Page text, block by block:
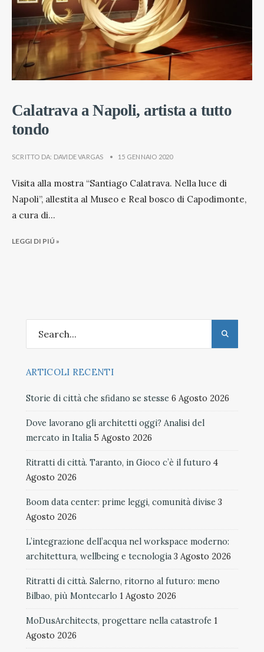
Calatrava a Napoli, artista a tutto
tondo
SCRITTO DA: DAVIDE VARGAS • 15 GENNAIO 2020
Visita alla mostra “Santiago Calatrava. Nella luce di
Napoli”, allestita al Museo e Real bosco di Capodimonte,
a cura di...
LEGGI DI PIÚ »
ARTICOLI RECENTI
Storie di città che sfidano se stesse 6 Agosto 2026
Dove lavorano gli architetti oggi? Analisi del
mercato in Italia 5 Agosto 2026
Ritratti di città. Taranto, in Gioco c’è il futuro 4
Agosto 2026
Boom data center: prime leggi, comunità divise 3
Agosto 2026
L’integrazione dell’acqua nel workspace moderno:
architettura, wellbeing e tecnologia 3 Agosto 2026
Ritratti di città. Salerno, ritorno al futuro: meno
Bilbao, più Montecarlo 1 Agosto 2026
MoDusArchitects, progettare nella catastrofe 1
Agosto 2026